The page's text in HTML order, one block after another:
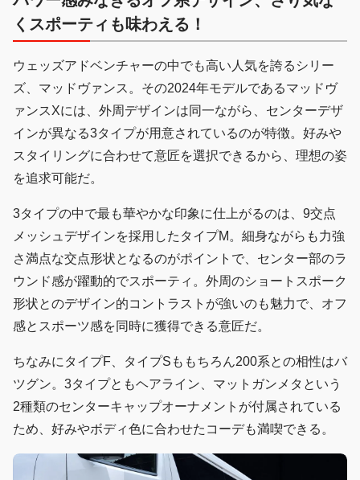
くスポーティも味わえる！
ウェッズアドベンチャーの中でも高い人気を誇るシリー
ズ、マッドヴァンス。その2024年モデルであるマッドヴ
ァンスXには、外周デザインは同一ながら、センターデザ
インが異なる3タイプが用意されているのが特徴。好みや
スタイリングに合わせて意匠を選択できるから、理想の姿
を追求可能だ。
3タイプの中で最も華やかな印象に仕上がるのは、9交点
メッシュデザインを採用したタイプM。細身ながらも力強
さ満点な交点形状となるのがポイントで、センター部のラ
ウンド感が躍動的でスポーティ。外周のショートスポーク
形状とのデザイン的コントラストが強いのも魅力で、オフ
感とスポーツ感を同時に獲得できる意匠だ。
ちなみにタイプF、タイプSももちろん200系との相性はバ
ツグン。3タイプともヘアライン、マットガンメタという
2種類のセンターキャップオーナメントが付属されている
ため、好みやボディ色に合わせたコーデも満喫できる。